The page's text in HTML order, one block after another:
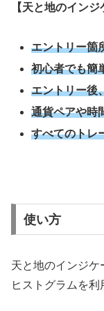
【天と地のイン
エントリー箇
初心者でも簡
エントリー後
通貨ペアや時
すべてのトレ
使い方
天と地のインジケ
ヒストグラムを利